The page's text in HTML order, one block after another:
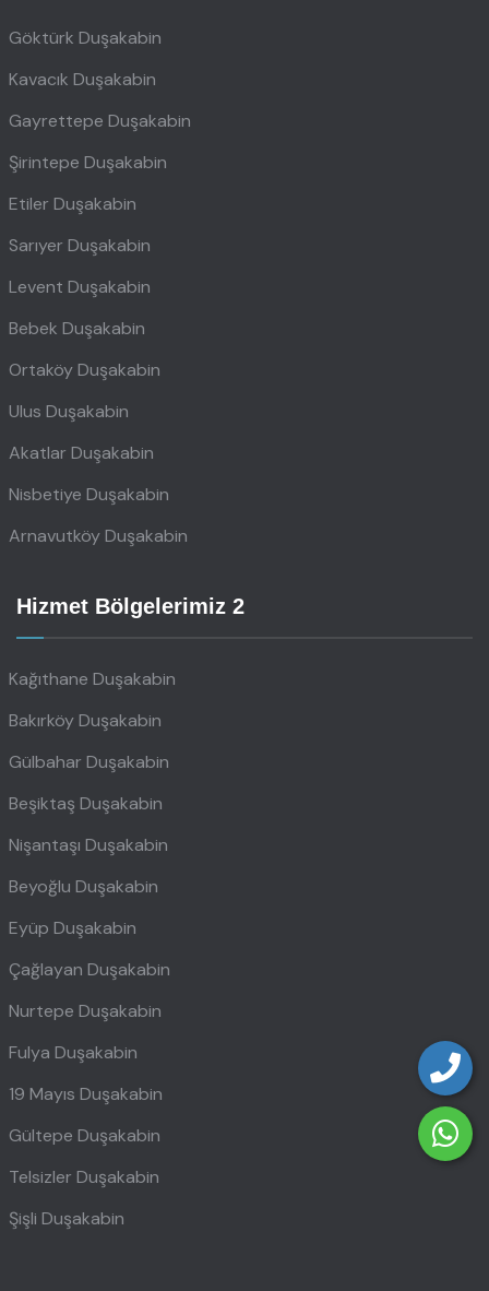
Göktürk Duşakabin
Kavacık Duşakabin
Gayrettepe Duşakabin
Şirintepe Duşakabin
Etiler Duşakabin
Sarıyer Duşakabin
Levent Duşakabin
Bebek Duşakabin
Ortaköy Duşakabin
Ulus Duşakabin
Akatlar Duşakabin
Nisbetiye Duşakabin
Arnavutköy Duşakabin
Hizmet Bölgelerimiz 2
Kağıthane Duşakabin
Bakırköy Duşakabin
Gülbahar Duşakabin
Beşiktaş Duşakabin
Nişantaşı Duşakabin
Beyoğlu Duşakabin
Eyüp Duşakabin
Çağlayan Duşakabin
Nurtepe Duşakabin
Fulya Duşakabin
19 Mayıs Duşakabin
Gültepe Duşakabin
Telsizler Duşakabin
Şişli Duşakabin